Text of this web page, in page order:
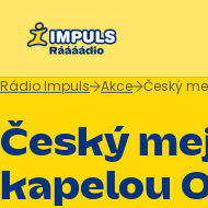
Rádio Impuls Akce
Český
kapelou